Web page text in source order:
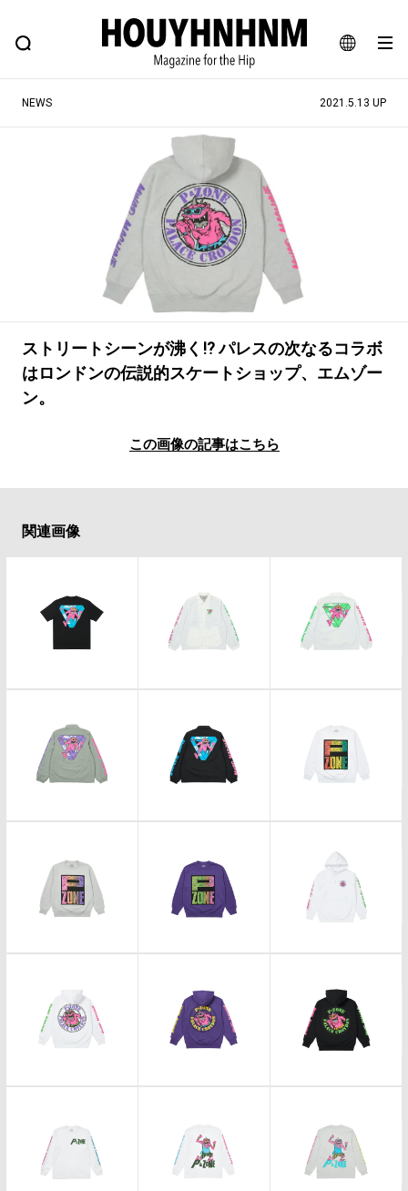
JA
EN
FEATURE BLOG SNAP
ヒップなファッション、カルチャー、ライフスタイルWEBマガジン
#SHOPPING ADDICT #憧れの逸品
#MONTHLY JOURNAL #ESSENTIAL DESIGNS
#NEW VINTAGE #古着サミット
#マイナーグッド図鑑 #フイナムのYouTube
#Commune H #FOCUS IT #AH.H
#ととけん #FASHION #MUSIC #MOVIE
#LIFESTYLE #SNEAKER #OUTDOOR
NEWS 2021.5.13 UP
ストリートシーンが沸く⁉︎ パレスの次なるコラボ
はロンドンの伝説的スケートショップ、エムゾー
ン。
この画像の記事はこちら
関連画像